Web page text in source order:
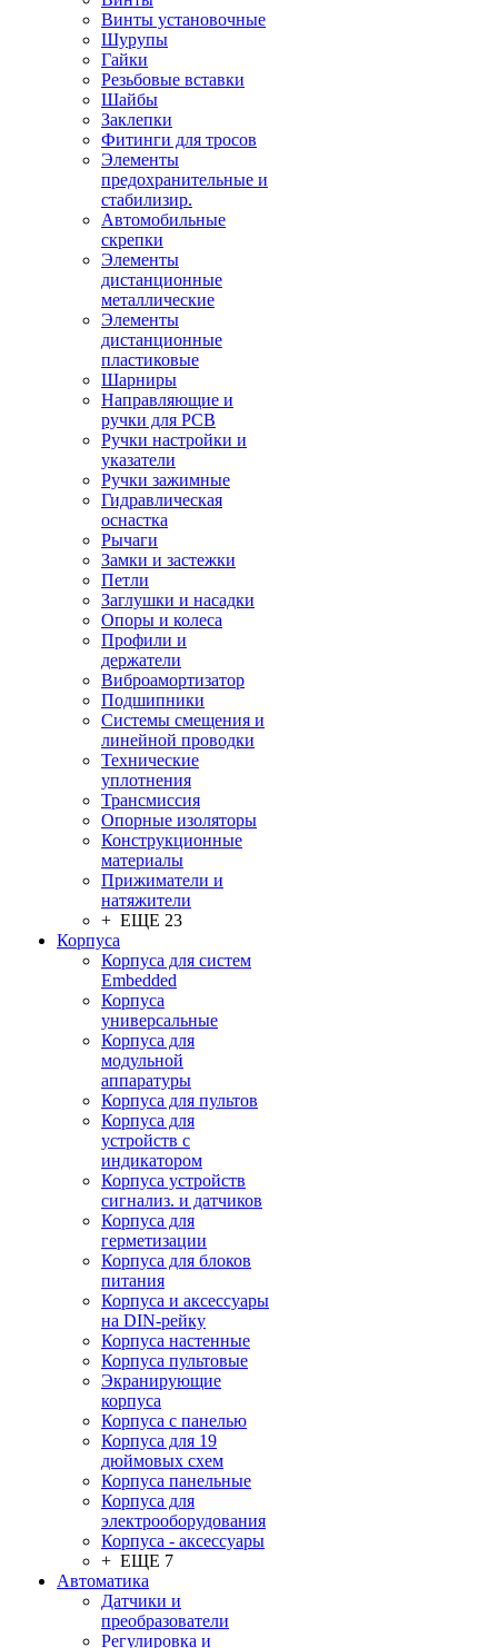
Винты установочные
Шурупы
Гайки
Резьбовые вставки
Шайбы
Заклепки
Фитинги для тросов
Элементы
предохранительные и
стабилизир.
Автомобильные
скрепки
Элементы
дистанционные
металлические
Элементы
дистанционные
пластиковые
Шарниры
Направляющие и
ручки для PCB
Ручки настройки и
указатели
Ручки зажимные
Гидравлическая
оснастка
Рычаги
Замки и застежки
Петли
Заглушки и насадки
Опоры и колеса
Профили и
держатели
Виброамортизатор
Подшипники
Системы смещения и
линейной проводки
Технические
уплотнения
Трансмиссия
Опорные изоляторы
Конструкционные
материалы
Прижиматели и
натяжители
+ ЕЩЕ 23
Корпуса
Корпуса для систем
Embedded
Корпуса
универсальные
Корпуса для
модульной
аппаратуры
Корпуса для пультов
Корпуса для
устройств с
индикатором
Корпуса устройств
сигнализ. и датчиков
Корпуса для
герметизации
Корпуса для блоков
питания
Корпуса и аксессуары
на DIN-рейку
Корпуса настенные
Корпуса пультовые
Экранирующие
корпуса
Корпуса с панелью
Корпуса для 19
дюймовых схем
Корпуса панельные
Корпуса для
электрооборудования
Корпуса - аксессуары
+ ЕЩЕ 7
Автоматика
Датчики и
преобразователи
Регулировка и